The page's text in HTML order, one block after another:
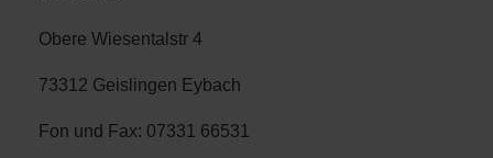
Obere Wiesentalstr 4
73312 Geislingen Eybach
Fon und Fax: 07331 66531